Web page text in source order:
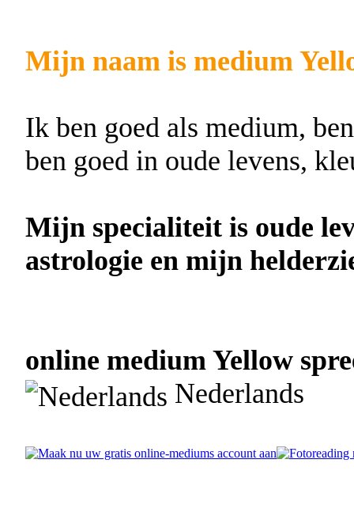
Mijn naam is medium
Ik ben goed als medium,
ben goed in oude levens,
Mijn specialiteit is oude
astrologie en mijn
online medium Yellow
Nederlands